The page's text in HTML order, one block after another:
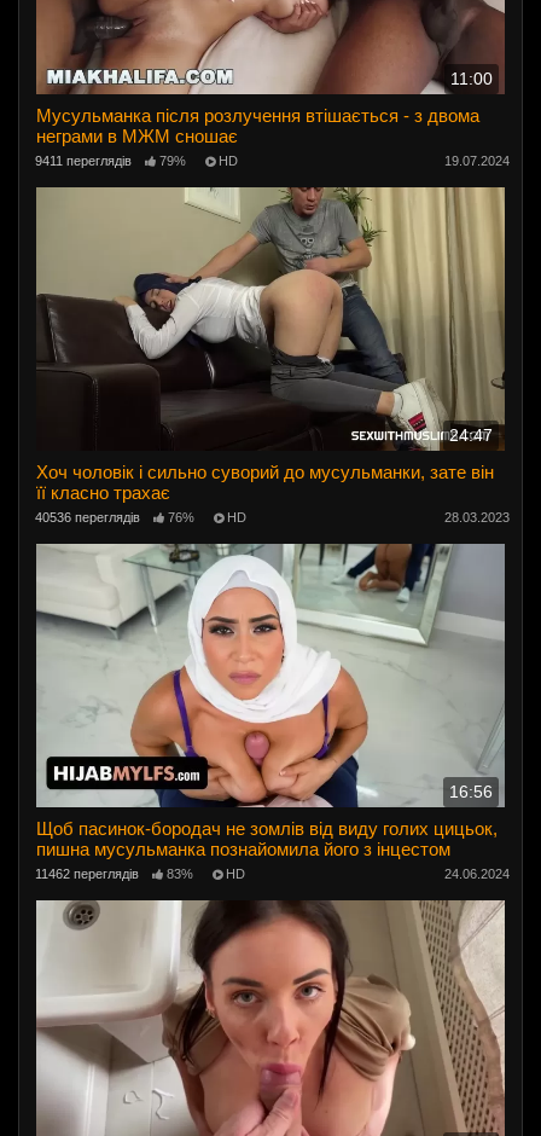
11:00
Мусульманка після розлучення втішається - з двома
неграми в МЖМ сношає
9411 переглядів 79% HD 19.07.2024
24:47
Хоч чоловік і сильно суворий до мусульманки, зате він
її класно трахає
40536 переглядів 76% HD 28.03.2023
16:56
Щоб пасинок-бородач не зомлів від виду голих цицьок,
пишна мусульманка познайомила його з інцестом
11462 переглядів 83% HD 24.06.2024